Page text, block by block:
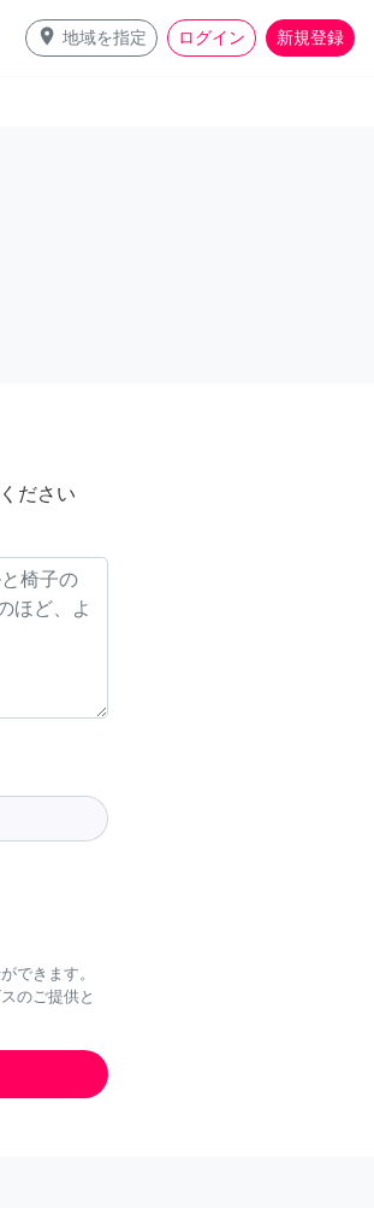
place 地域を指定 ログイン 新規登録
ださい
できます。
のご提供と